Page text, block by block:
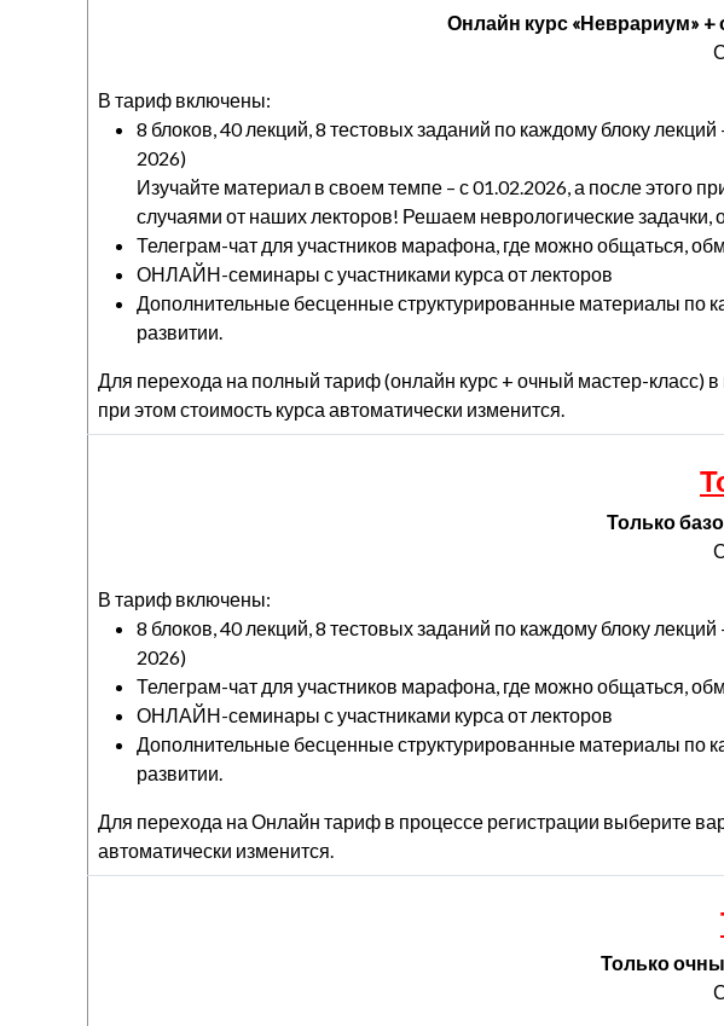
Онлайн курс «Неврариум»
В тариф включены:
8 блоков, 40 лекций, 8 тестовых заданий по каждому блоку
2026)
Изучайте материал в своем темпе – с 01.02.2026, а после этого
случаями от наших лекторов! Решаем неврологические
Телеграм-чат для участников марафона, где можно общаться,
ОНЛАЙН-семинары с участниками курса от лекторов
Дополнительные бесценные структурированные материалы по
развитии.
Для перехода на полный тариф (онлайн курс + очный мастер-класс)
при этом стоимость курса автоматически изменится.
Только
В тариф включены:
8 блоков, 40 лекций, 8 тестовых заданий по каждому блоку
2026)
Телеграм-чат для участников марафона, где можно общаться,
ОНЛАЙН-семинары с участниками курса от лекторов
Дополнительные бесценные структурированные материалы по
развитии.
Для перехода на Онлайн тариф в процессе регистрации выберите
автоматически изменится.
Только